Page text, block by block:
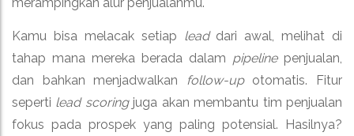
Kamu bisa melacak setiap leaddari awal, melihat di
tahap mana mereka berada dalam pipelinepenjualan,
dan bahkan menjadwalkan follow-upotomatis. Fitur
seperti lead scoringjuga akan membantu tim penjualan
fokus pada prospek yang paling potensial. Hasilnya?